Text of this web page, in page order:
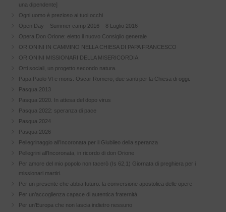
una dipendente]
Ogni uomo è prezioso ai tuoi occhi
Open Day – Summer camp 2016 – 8 Luglio 2016
Opera Don Orione: eletto il nuovo Consiglio generale
ORIONINI IN CAMMINO NELLA CHIESA DI PAPA FRANCESCO
ORIONINI MISSIONARI DELLA MISERICORDIA
Orti sociali, un progetto secondo natura.
Papa Paolo VI e mons. Oscar Romero, due santi per la Chiesa di oggi.
Pasqua 2013
Pasqua 2020. In attesa del dopo virus
Pasqua 2022: speranza di pace
Pasqua 2024
Pasqua 2026
Pellegrinaggio all’Incoronata per il Giubileo della speranza
Pellegrini all’Incoronata, in ricordo di don Orione
Per amore del mio popolo non tacerò (Is 62,1) Giornata di preghiera per i
missionari martiri.
Per un presente che abbia futuro: la conversione apostolica delle opere
Per un’accoglienza capace di autentica fraternità
Per un’Europa che non lascia indietro nessuno